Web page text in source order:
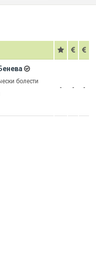
болести
- - -